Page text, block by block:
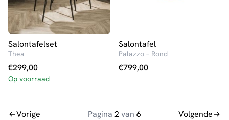
Salontafelset
Thea
€299,00
Op voorraad
Salontafel
Palazzo – Rond
€799,00
Vorige Pagina 2van 6 Volgende